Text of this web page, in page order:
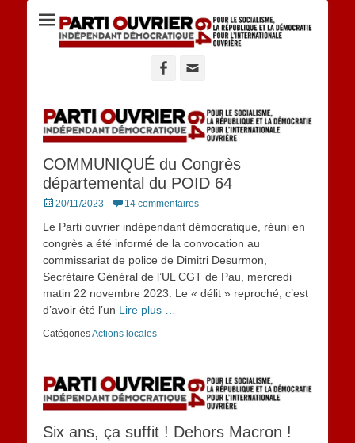
Site du POID 64
Facebook
COMMUNIQUÉ du Congrès
départemental du POID 64
Posted
20/11/2023 14 commentaires
Le Parti ouvrier indépendant démocratique, réuni en
congrès a été informé de la convocation au
commissariat de police de Dimitri Desurmon,
Secrétaire Général de l’UL CGT de Pau, mercredi
matin 22 novembre 2023. Le « délit » reproché, c’est
d’avoir été l’un Lire plus …
CatégoriesActions locales
Six ans, ça suffit ! Dehors Macron !